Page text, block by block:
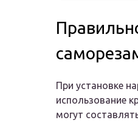
При установке
использование
могут